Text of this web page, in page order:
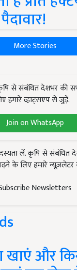
More Stories
से संबंधित देशभर की
हमारे व्हाट्सएप से जुड़ें.
Join on WhatsApp
लें. कृषि से संबंधित
के लिए हमारे न्यूज़लेटर
Newsletters
खाएं और